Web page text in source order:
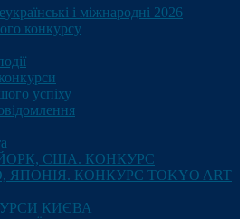
і міжнародні 2026
конкурсу
успіху
США. КОНКУРС
ЯПОНІЯ. КОНКУРС TOKYO ART
КИЄВА